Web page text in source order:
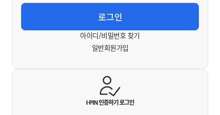
아이디/비밀번호 찾기
일반회원가입
I-PIN 인증하기로그인